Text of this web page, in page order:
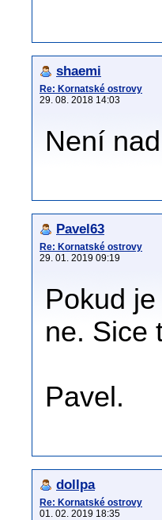
shaemi
Re: Kornatské ostrovy
29. 08. 2018 14:03
Není
Pavel63
Re: Kornatské ostrovy
29. 01. 2019 09:19
Pokud
ne. Sice
Pavel.
dollpa
Re: Kornatské ostrovy
01. 02. 2019 18:35